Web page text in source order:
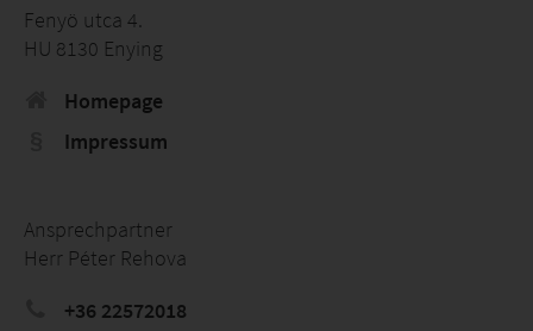
Fenyö utca 4.
HU 8130 Enying
Homepage
Impressum
Ansprechpartner
Herr Péter Rehova
+36 22572018